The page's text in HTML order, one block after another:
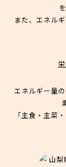
また、エネル
エネルギー量
「主食・主菜